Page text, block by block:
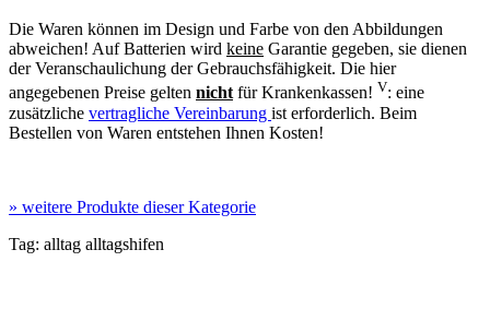
Die Waren können im Design und Farbe von den Abbildungen
abweichen! Auf Batterien wird keine Garantie gegeben, sie dienen
der Veranschaulichung der Gebrauchsfähigkeit. Die hier
angegebenen Preise gelten nichtfür Krankenkassen! V: eine
zusätzliche vertragliche Vereinbarung ist erforderlich. Beim
Bestellen von Waren entstehen Ihnen Kosten!
» weitere Produkte dieser Kategorie
Tag: alltag alltagshifen